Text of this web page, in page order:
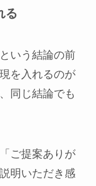
る
いう結論の前
を入れるのが
同じ結論でも
ご提案ありが
明いただき感